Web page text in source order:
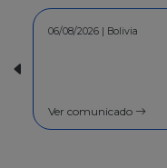
06/08/2026 | Bolivia
Ver comunicado